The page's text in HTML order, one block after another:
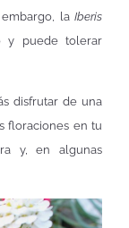
embargo, laIberis
y puede tolerar
disfrutar de una
floraciones en tu
y, en algunas